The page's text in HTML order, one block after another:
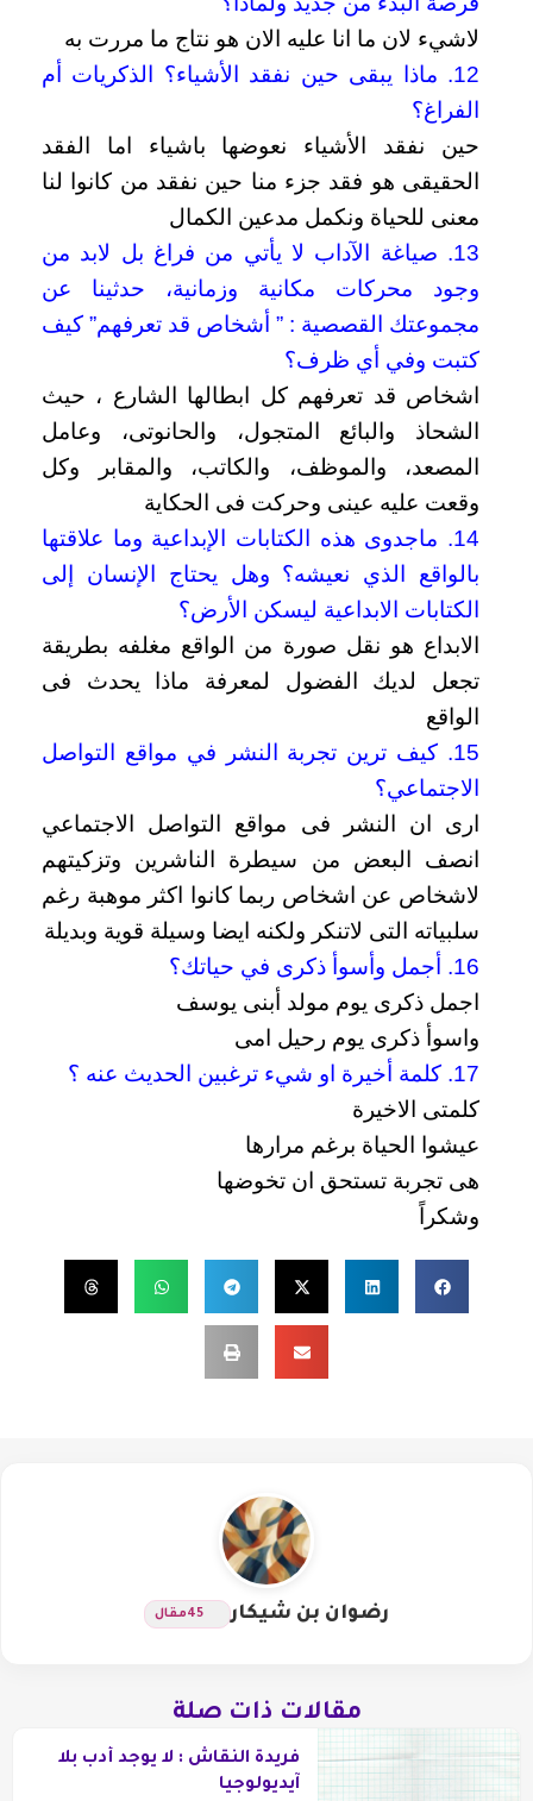
لاشيء لان ما انا عليه الان هو نتاج ما مررت به
12. ماذا يبقى حين نفقد الأشياء؟ الذكريات أم
الفراغ؟
حين نفقد الأشياء نعوضها باشياء اما الفقد
الحقيقى هو فقد جزء منا حين نفقد من كانوا لنا
معنى للحياة ونكمل مدعين الكمال
13. صياغة الآداب لا يأتي من فراغ بل لابد من
وجود محركات مكانية وزمانية، حدثينا عن
مجموعتك القصصية : ” أشخاص قد تعرفهم” كيف
كتبت وفي أي ظرف؟
اشخاص قد تعرفهم كل ابطالها الشارع ، حيث
الشحاذ والبائع المتجول، والحانوتى، وعامل
المصعد، والموظف، والكاتب، والمقابر وكل
وقعت عليه عينى وحركت فى الحكاية
14. ماجدوى هذه الكتابات الإبداعية وما علاقتها
بالواقع الذي نعيشه؟ وهل يحتاج الإنسان إلى
الكتابات الابداعية ليسكن الأرض؟
الابداع هو نقل صورة من الواقع مغلفه بطريقة
تجعل لديك الفضول لمعرفة ماذا يحدث فى
الواقع
15. كيف ترين تجربة النشر في مواقع التواصل
الاجتماعي؟
ارى ان النشر فى مواقع التواصل الاجتماعي
انصف البعض من سيطرة الناشرين وتزكيتهم
لاشخاص عن اشخاص ربما كانوا اكثر موهبة رغم
سلبياته التى لاتنكر ولكنه ايضا وسيلة قوية وبديلة
16. أجمل وأسوأ ذكرى في حياتك؟
اجمل ذكرى يوم مولد أبنى يوسف
واسوأ ذكرى يوم رحيل امى
17. كلمة أخيرة او شيء ترغبين الحديث عنه ؟
كلمتى الاخيرة
عيشوا الحياة برغم مرارها
هى تجربة تستحق ان تخوضها
وشكراً
رضوان بن شيكار 45مقال
مقالات ذات صلة
فريدة النقاش : لا يوجد أدب بلا
آيديولوجيا